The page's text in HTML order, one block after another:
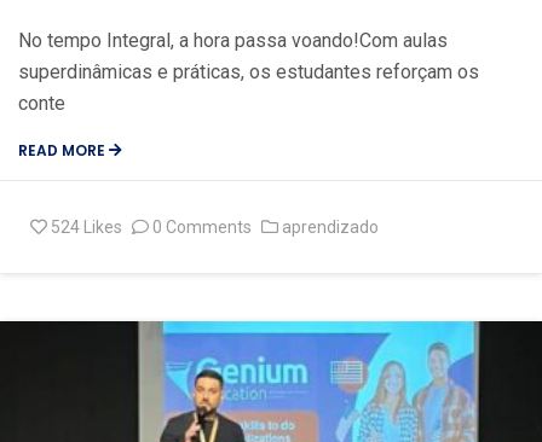
No tempo Integral, a hora passa voando!Com aulas
superdinâmicas e práticas, os estudantes reforçam os
conte
READ MORE
524 Likes 0 Comments aprendizado